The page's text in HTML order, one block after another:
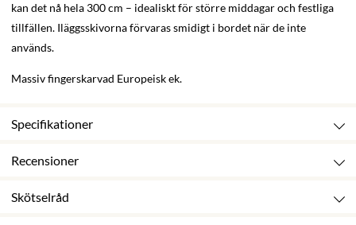
kan det nå hela 300 cm – idealiskt för större middagar och festliga
tillfällen. Iläggsskivorna förvaras smidigt i bordet när de inte
används.
Massiv fingerskarvad Europeisk ek.
Specifikationer
Recensioner
Skötselråd